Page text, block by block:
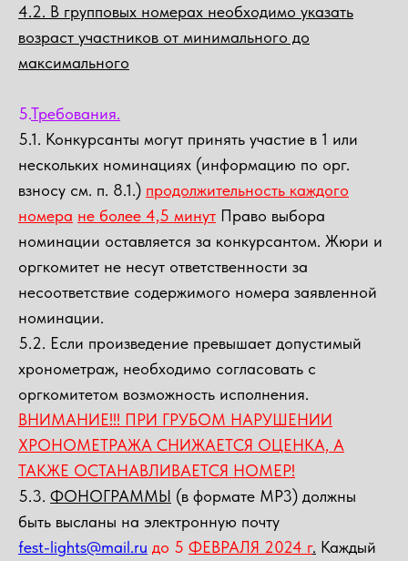
4.2. В групповых номерах необходимо указать
возраст участников от минимального до
максимального
5.Требования.
5.1. Конкурсанты могут принять участие в 1 или
нескольких номинациях (информацию по орг.
взносу см. п. 8.1.) продолжительность каждого
номера не более 4,5 минут Право выбора
номинации оставляется за конкурсантом. Жюри и
оргкомитет не несут ответственности за
несоответствие содержимого номера заявленной
номинации.
5.2. Если произведение превышает допустимый
хронометраж, необходимо согласовать с
оргкомитетом возможность исполнения.
ВНИМАНИЕ!!! ПРИ ГРУБОМ НАРУШЕНИИ
ХРОНОМЕТРАЖА СНИЖАЕТСЯ ОЦЕНКА, А
ТАКЖЕ ОСТАНАВЛИВАЕТСЯ НОМЕР!
5.3. ФОНОГРАММЫ (в формате MP3) должны
быть высланы на электронную почту
fest-lights@mail.ru до 5 ФЕВРАЛЯ 2024 г. Каждый